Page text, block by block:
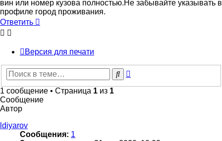
вин или номер кузова полностью.Не забывайте указывать в
профиле город проживания.
Ответить
Версия для печати
Поиск
1 сообщение • Страница 1 из 1
Сообщение
Автор
ldiyarov
Сообщения: 1